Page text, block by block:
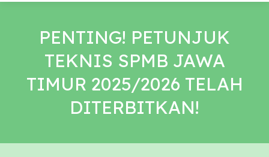
PENTING! PETUNJUK
TEKNIS SPMB JAWA
TIMUR 2025/2026 TELAH
DITERBITKAN!